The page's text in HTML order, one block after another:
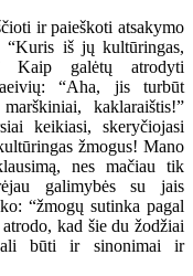
ir paieškoti atsakymo
iš jų kultūringas,
Kaip galėtų atrodyti
“Aha, jis turbūt
kaklaraištis!”
keikiasi, skeryčiojasi
žmogus! Mano
nes mačiau tik
galimybės su jais
“žmogų sutinka pagal
kad šie du žodžiai
būti ir sinonimai ir